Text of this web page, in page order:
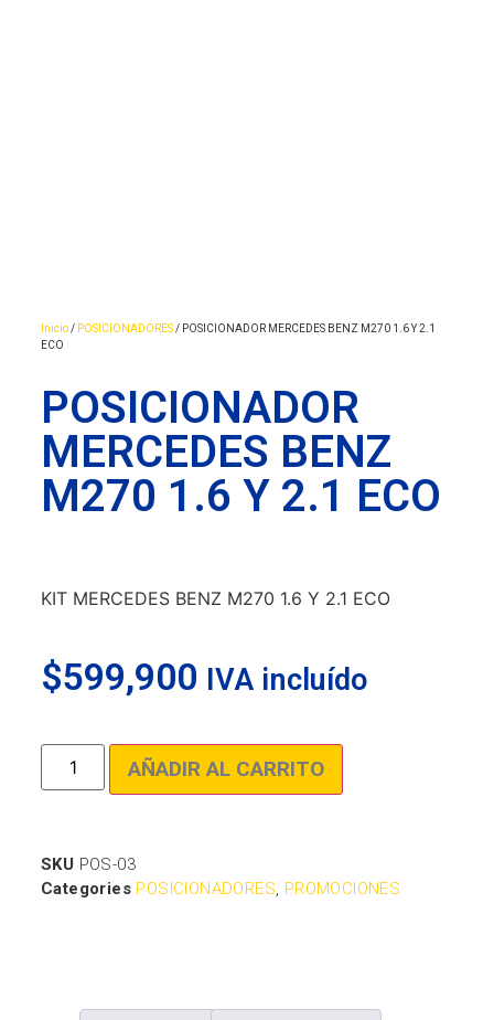
Inicio/ POSICIONADORES/ POSICIONADOR MERCEDES BENZ M270 1.6 Y 2.1
ECO
POSICIONADOR
MERCEDES BENZ
M270 1.6 Y 2.1 ECO
KIT MERCEDES BENZ M270 1.6 Y 2.1 ECO
$599,900 IVA incluído
AÑADIR AL CARRITO
SKU POS-03
Categories POSICIONADORES, PROMOCIONES